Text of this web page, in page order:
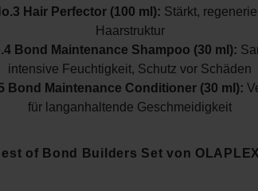
Hair Perfector (100 ml): Stärkt,
Haarstruktur
Bond Maintenance Shampoo (30 ml):
intensive Feuchtigkeit, Schutz vor Schäden
Bond Maintenance Conditioner (30 ml):
für langanhaltende Geschmeidigkeit
of Bond Builders Set von